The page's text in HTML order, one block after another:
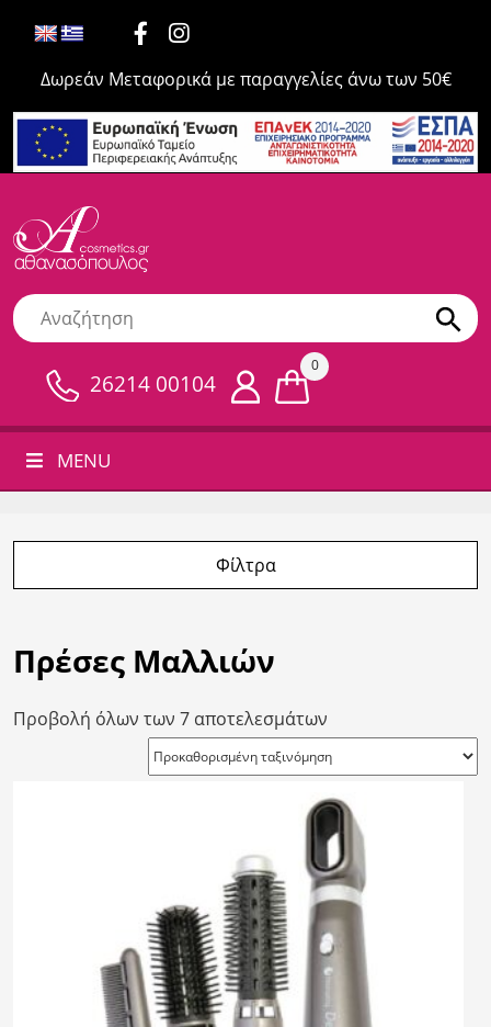
Δωρεάν Μεταφορικά με παραγγελίες άνω των 50€
26214 00104
0
MENU
Φίλτρα
Πρέσες Μαλλιών
Προβολή όλων των 7 αποτελεσμάτων